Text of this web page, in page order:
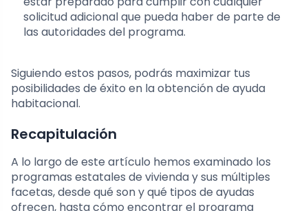
solicitud adicional que pueda haber de parte de
las autoridades del programa.
Siguiendo estos pasos, podrás maximizar tus
posibilidades de éxito en la obtención de ayuda
habitacional.
Recapitulación
A lo largo de este artículo hemos examinado los
programas estatales de vivienda y sus múltiples
facetas, desde qué son y qué tipos de ayudas
ofrecen, hasta cómo encontrar el programa